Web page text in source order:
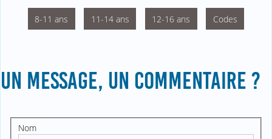
8-11 ans 11-14 ans 12-16 ans Codes
UN MESSAGE, UN COMMENTAIRE ?
Nom